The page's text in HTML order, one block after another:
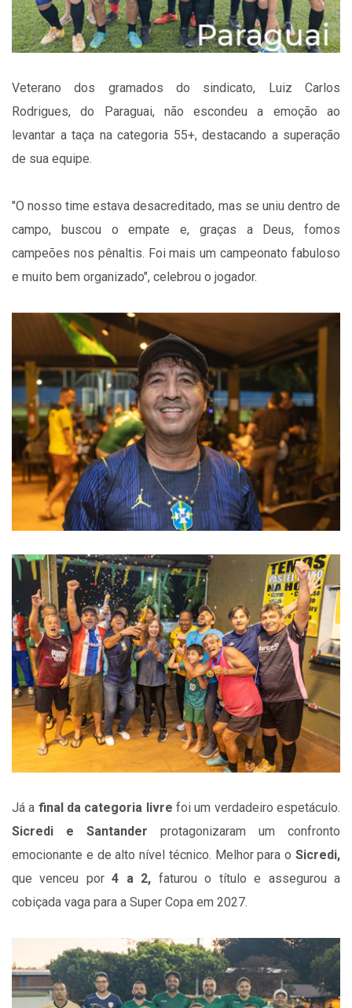
Veterano dos gramados do sindicato, Luiz Carlos
Rodrigues, do Paraguai, não escondeu a emoção ao
levantar a taça na categoria 55+, destacando a superação
de sua equipe.
"O nosso time estava desacreditado, mas se uniu dentro de
campo, buscou o empate e, graças a Deus, fomos
campeões nos pênaltis. Foi mais um campeonato fabuloso
e muito bem organizado", celebrou o jogador.
Já a final da categoria livre foi um verdadeiro espetáculo.
Sicredi e Santander protagonizaram um confronto
emocionante e de alto nível técnico. Melhor para o Sicredi,
que venceu por4 a 2, faturou o título e assegurou a
cobiçada vaga para a Super Copa em 2027.